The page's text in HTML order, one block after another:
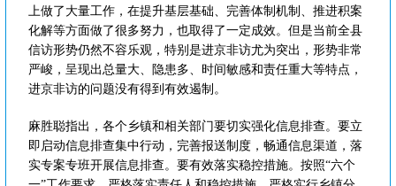
上做了大量工作，在提升基层基础、完善体制机制、推进积案
化解等方面做了很多努力，也取得了一定成效。但是当前全县
信访形势仍然不容乐观，特别是进京非访尤为突出，形势非常
严峻，呈现出总量大、隐患多、时间敏感和责任重大等特点，
进京非访的问题没有得到有效遏制。
麻胜聪指出，各个乡镇和相关部门要切实强化信息排查。要立
即启动信息排查集中行动，完善报送制度，畅通信息渠道，落
实专案专班开展信息排查。要有效落实稳控措施。按照“六个